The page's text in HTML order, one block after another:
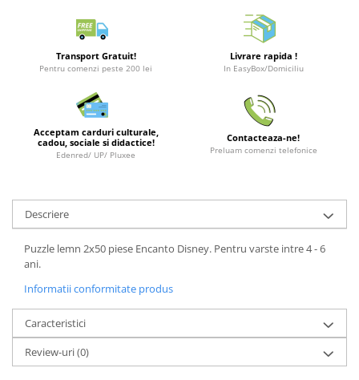
Totoro/Kiki etc
Carnetele
Pokemon
One Piece
Lord of The Rings
Naruto Shippuden
Sailor Moon
Harry Potter
Star Trek
Fallout
Transport Gratuit!
Pentru comenzi peste 200 lei
Livrare rapida !
In EasyBox/Domiciliu
Acceptam carduri culturale,
cadou, sociale si didactice!
Edenred/ UP/ Pluxee
Contacteaza-ne!
Preluam comenzi telefonice
Descriere
Puzzle lemn 2x50 piese Encanto Disney. Pentru varste intre 4 - 6
ani.
Informatii conformitate produs
Caracteristici
Review-uri(0)